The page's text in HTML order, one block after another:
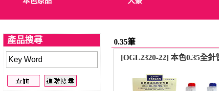
產品搜尋
0.35筆
[OGL2320-22] 本色0.35全針